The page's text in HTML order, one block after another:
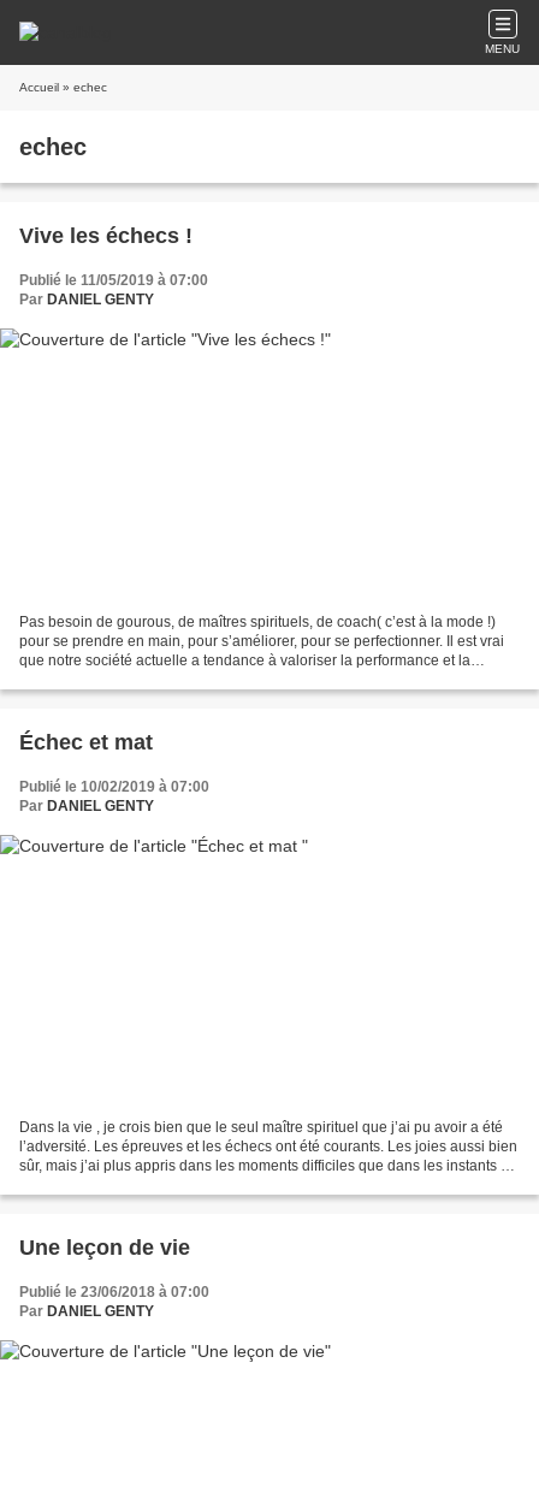
MENU
Accueil » echec
echec
Vive les échecs !
Publié le 11/05/2019 à 07:00
Par DANIEL GENTY
Pas besoin de gourous, de maîtres spirituels, de coach( c’est à la mode !)
pour se prendre en main, pour s’améliorer, pour se perfectionner. Il est vrai
que notre société actuelle a tendance à valoriser la performance et la
Échec et mat
Publié le 10/02/2019 à 07:00
Par DANIEL GENTY
Dans la vie , je crois bien que le seul maître spirituel que j’ai pu avoir a été
l’adversité. Les épreuves et les échecs ont été courants. Les joies aussi bien
sûr, mais j’ai plus appris dans les moments difficiles que dans les instants de
Une leçon de vie
Publié le 23/06/2018 à 07:00
Par DANIEL GENTY